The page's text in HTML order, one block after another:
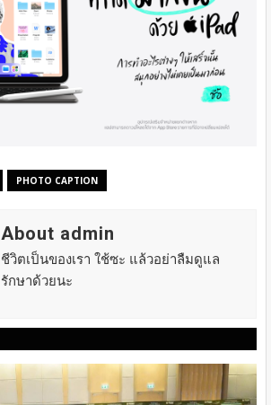
PHOTO CAPTION
About admin
ชีวิตเป็นของเรา ใช้ซะ แล้วอย่าลืมดูแล
รักษาด้วยนะ